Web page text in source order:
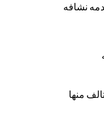
نشافه
منها